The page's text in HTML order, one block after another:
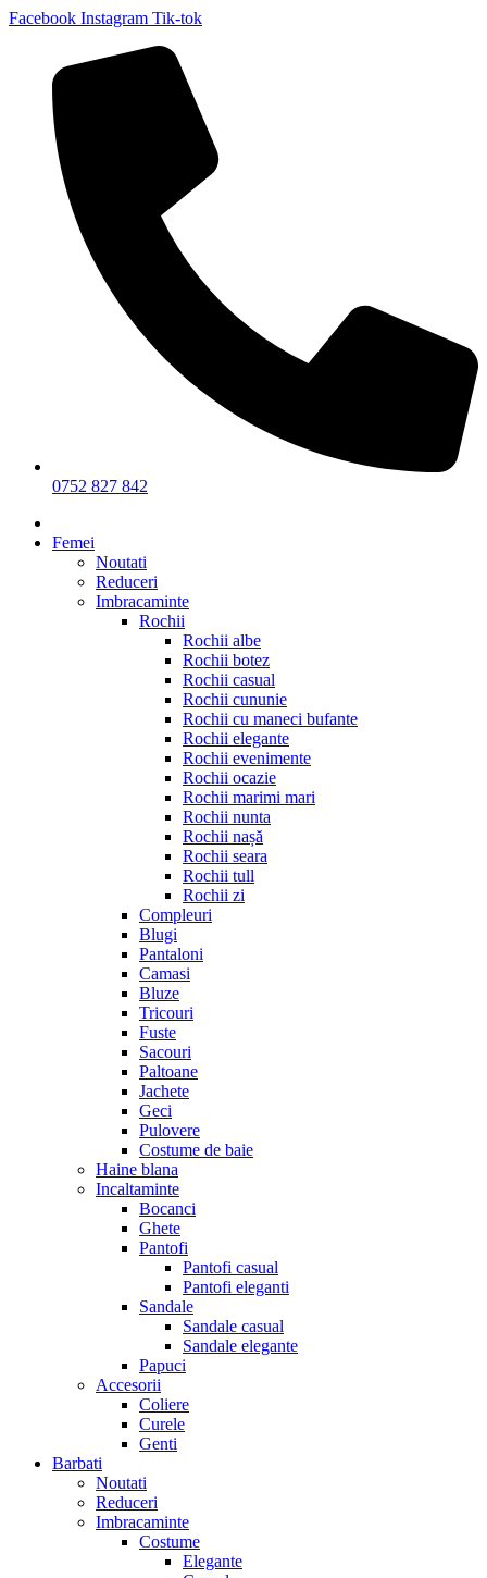
Facebook Instagram Tik-tok
0752 827 842
Femei
Noutati
Reduceri
Imbracaminte
Rochii
Rochii albe
Rochii botez
Rochii casual
Rochii cununie
Rochii cu maneci bufante
Rochii elegante
Rochii evenimente
Rochii ocazie
Rochii marimi mari
Rochii nunta
Rochii nașă
Rochii seara
Rochii tull
Rochii zi
Compleuri
Blugi
Pantaloni
Camasi
Bluze
Tricouri
Fuste
Sacouri
Paltoane
Jachete
Geci
Pulovere
Costume de baie
Haine blana
Incaltaminte
Bocanci
Ghete
Pantofi
Pantofi casual
Pantofi eleganti
Sandale
Sandale casual
Sandale elegante
Papuci
Accesorii
Coliere
Curele
Genti
Barbati
Noutati
Reduceri
Imbracaminte
Costume
Elegante